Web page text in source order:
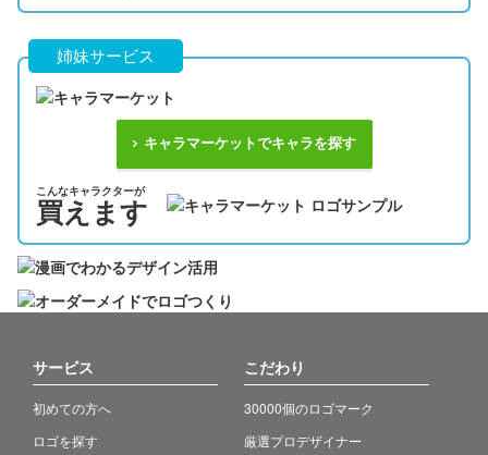
姉妹サービス
キャラマーケットでキャラを探す
こんなキャラクターが
買えます
サービス
初めての方へ
ロゴを探す
こだわり
30000個のロゴマーク
厳選プロデザイナー